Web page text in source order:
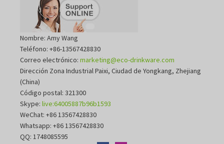
Nombre: Amy Wang
Teléfono: +86-13567428830
Correo electrónico: marketing@eco-drinkware.com
Dirección Zona Industrial Paixi, Ciudad de Yongkang, Zhejiang
(China)
Código postal: 321300
Skype: live:64005887b96b1593
WeChat: +86 13567428830
Whatsapp: +86 13567428830
QQ: 1748085595